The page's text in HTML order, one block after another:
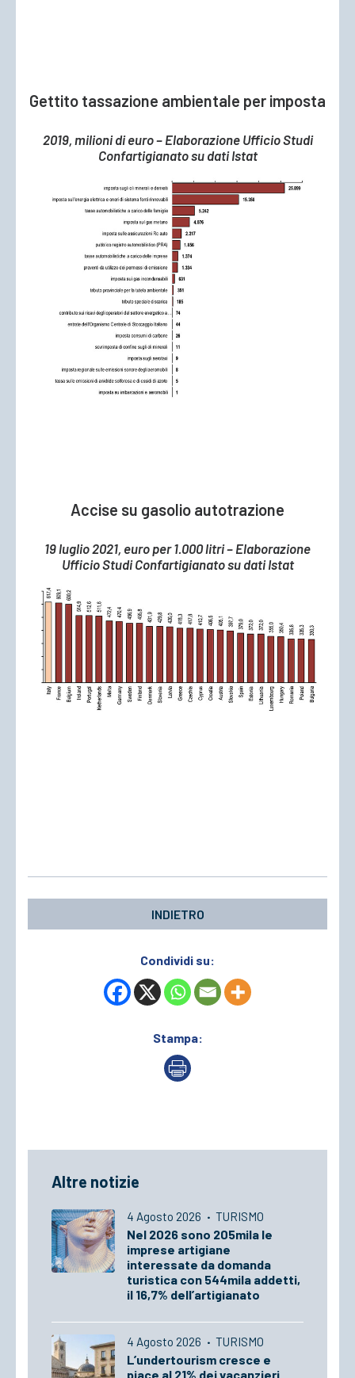
Gettito tassazione ambientale per imposta
2019, milioni di euro – Elaborazione Ufficio Studi
Confartigianato su dati Istat
Accise su gasolio autotrazione
19 luglio 2021, euro per 1.000 litri – Elaborazione
Ufficio Studi Confartigianato su dati Istat
INDIETRO
Condividi su:
Stampa:
Altre notizie
4 Agosto 2026 · TURISMO
Nel 2026 sono 205mila le
imprese artigiane
interessate da domanda
turistica con 544mila addetti,
il 16,7% dell’artigianato
4 Agosto 2026 · TURISMO
L’undertourism cresce e
piace al 21% dei vacanzieri.